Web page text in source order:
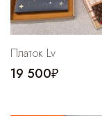
Платок Lv
19 500₽